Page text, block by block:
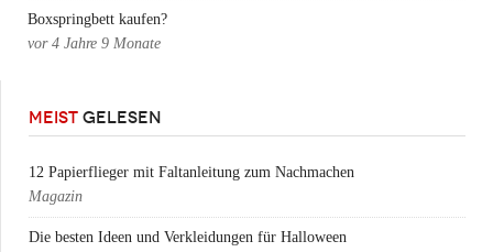
Boxspringbett kaufen?
vor 4 Jahre 9 Monate
MEIST GELESEN
12 Papierflieger mit Faltanleitung zum Nachmachen
Magazin
Die besten Ideen und Verkleidungen für Halloween